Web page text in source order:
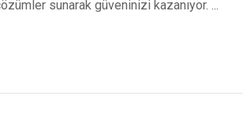
sunarak güveninizi kazanıyor. ...